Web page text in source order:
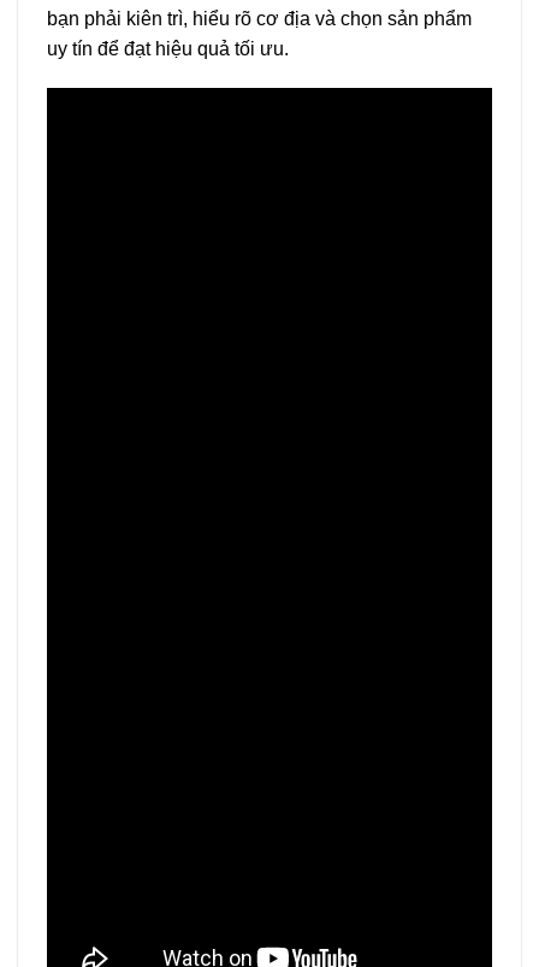
bạn phải kiên trì, hiểu rõ cơ địa và chọn sản phẩm
uy tín để đạt hiệu quả tối ưu.